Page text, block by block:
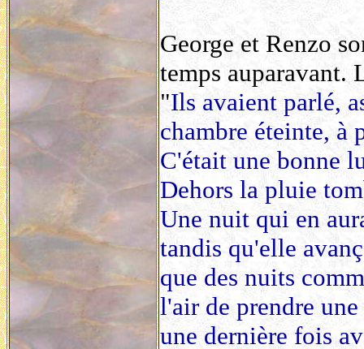
George et Renzo
temps auparavant.
"Ils avaient parlé,
chambre éteinte, à
C'était une bonne
Dehors la pluie
Une nuit qui en
tandis qu'elle
que des nuits
l'air de prendre
une dernière fois